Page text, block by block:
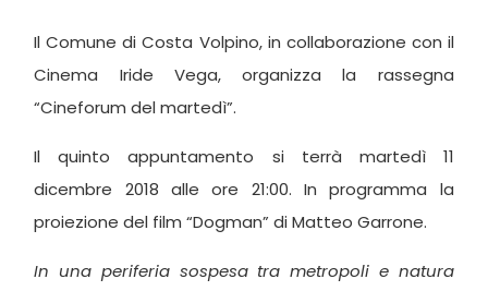
Il Comune di Costa Volpino, in collaborazione con il
Cinema Iride Vega, organizza la rassegna
“Cineforum del martedì”.
Il quinto appuntamento si terrà martedì 11
dicembre 2018 alle ore 21:00. In programma la
proiezione del film “Dogman” di Matteo Garrone.
In una periferia sospesa tra metropoli e natura